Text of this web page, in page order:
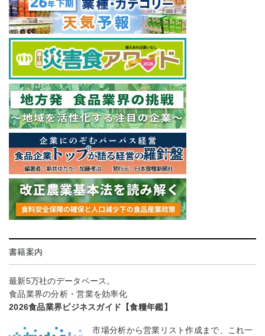
書籍案内
最新5万社のデータベース。
食品業界の分析・営業を効率化
2026食品業界ビジネスガイド【食糧年鑑】
市場分析から営業リスト作成まで、これ一